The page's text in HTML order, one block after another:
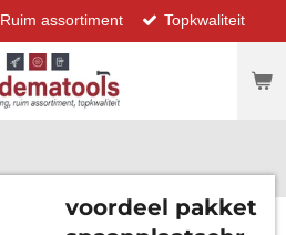
Ruim assortiment Topkwaliteit
voordeel pakket